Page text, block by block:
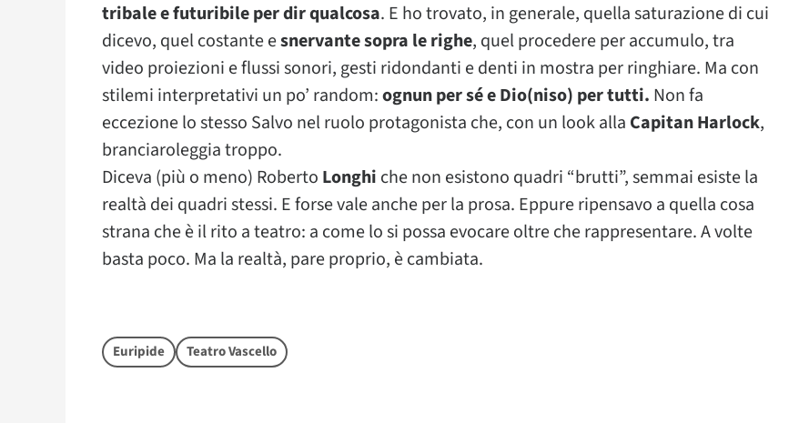
tribale e futuribile per dir qualcosa. E ho trovato, in generale, quella saturazione di cui
dicevo, quel costante esnervante sopra le righe, quel procedere per accumulo, tra
video proiezioni e flussi sonori, gesti ridondanti e denti in mostra per ringhiare. Ma con
stilemi interpretativi un po’ random:ognun per sé e Dio(niso) per tutti. Non fa
eccezione lo stesso Salvo nel ruolo protagonista che, con un look alla Capitan Harlock,
branciaroleggia troppo.
Diceva (più o meno) Roberto Longhi che non esistono quadri “brutti”, semmai esiste la
realtà dei quadri stessi. E forse vale anche per la prosa. Eppure ripensavo a quella cosa
strana che è il rito a teatro: a come lo si possa evocare oltre che rappresentare. A volte
basta poco. Ma la realtà, pare proprio, è cambiata.
Euripide Teatro Vascello